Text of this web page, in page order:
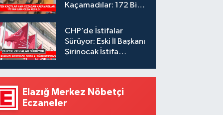
Kaçamadılar: 172 Bin
CHP’de İstifalar
Sürüyor: Eski İl Başkanı
Şirinocak İstifa
Elazığ Merkez Nöbetçi
Eczaneler